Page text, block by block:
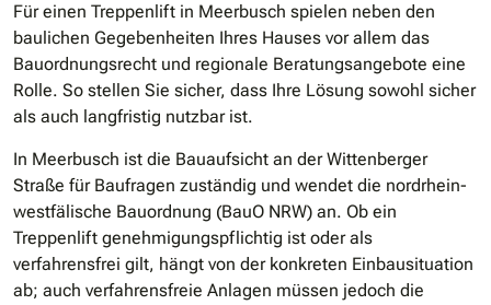
Für einen Treppenlift in Meerbusch spielen neben den
baulichen Gegebenheiten Ihres Hauses vor allem das
Bauordnungsrecht und regionale Beratungsangebote eine
Rolle. So stellen Sie sicher, dass Ihre Lösung sowohl sicher
als auch langfristig nutzbar ist.
In Meerbusch ist die Bauaufsicht an der Wittenberger
Straße für Baufragen zuständig und wendet die nordrhein-
westfälische Bauordnung (BauO NRW) an. Ob ein
Treppenlift genehmigungspflichtig ist oder als
verfahrensfrei gilt, hängt von der konkreten Einbausituation
ab; auch verfahrensfreie Anlagen müssen jedoch die